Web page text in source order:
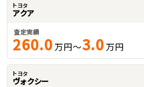
トヨタ
アクア
査定実績
260.0 万円～3.0 万円
トヨタ
ヴォクシー